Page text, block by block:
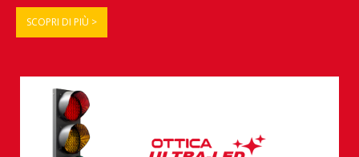
SCOPRI DI PIÙ >